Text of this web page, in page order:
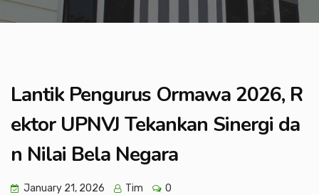
Lantik Pengurus Ormawa 2026, R
ektor UPNVJ Tekankan Sinergi da
n Nilai Bela Negara
January 21, 2026 Tim 0